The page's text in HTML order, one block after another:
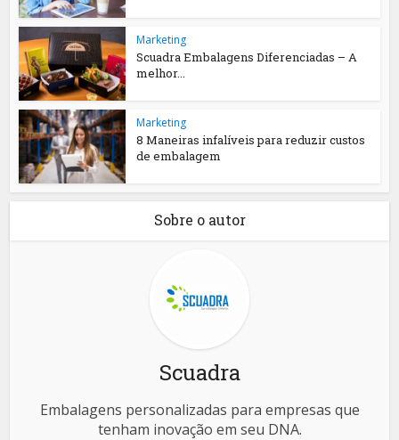
Marketing
Scuadra Embalagens Diferenciadas – A
melhor...
Marketing
8 Maneiras infalíveis para reduzir custos
de embalagem
Sobre o autor
Scuadra
Embalagens personalizadas para empresas que
tenham inovação em seu DNA.